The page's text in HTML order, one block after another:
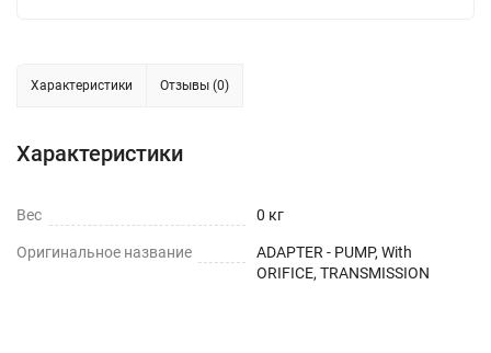
Характеристики Отзывы (0)
Характеристики
Вес 0 кг
Оригинальное название
ADAPTER - PUMP, With
ORIFICE, TRANSMISSION